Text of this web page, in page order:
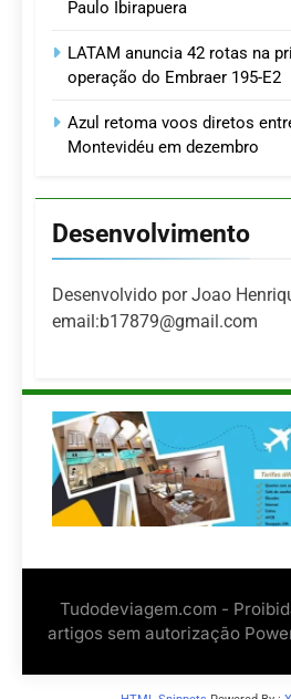
Paulo Ibirapuera
LATAM anuncia 42 rotas na
operação do Embraer 195-E2
Azul retoma voos diretos
Montevidéu em dezembro
Desenvolvimento
Desenvolvido por Joao
email:b17879@gmail.com
Tudodeviagem.com -
artigos sem autorização